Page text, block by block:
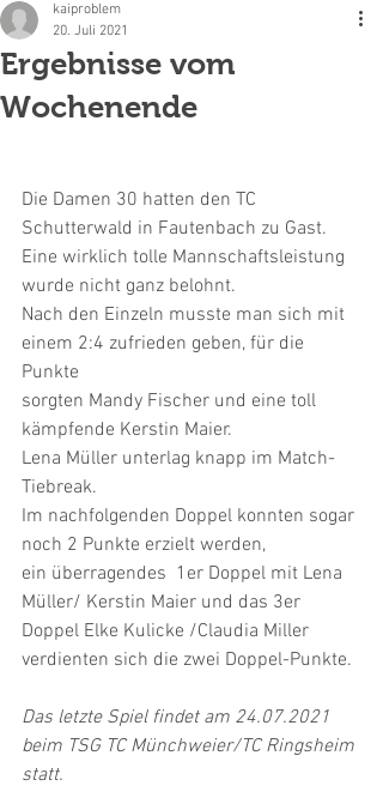
Ergebnisse vom
Wochenende
kaiproblem
20. Juli 2021
Die Damen 30 hatten den TC
Schutterwald in Fautenbach zu Gast.
Eine wirklich tolle Mannschaftsleistung
wurde nicht ganz belohnt.
Nach den Einzeln musste man sich mit
einem 2:4 zufrieden geben, für die
Punkte
sorgten Mandy Fischer und eine toll
kämpfende Kerstin Maier.
Lena Müller unterlag knapp im Match-
Tiebreak.
Im nachfolgenden Doppel konnten sogar
noch 2 Punkte erzielt werden,
ein überragendes  1er Doppel mit Lena
Müller/ Kerstin Maier und das 3er
Doppel Elke Kulicke /Claudia Miller
verdienten sich die zwei Doppel-Punkte.
Das letzte Spiel findet am 24.07.2021
beim TSG TC Münchweier/TC Ringsheim
statt.